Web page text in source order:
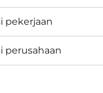
pekerjaan
perusahaan